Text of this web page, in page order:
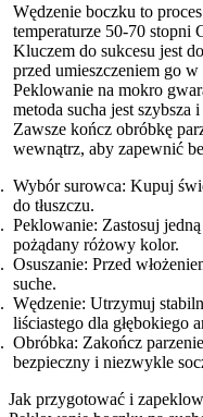
Wędzenie boczku to
temperaturze 50-70 stopni
Kluczem do sukcesu jest
przed umieszczeniem go w
Peklowanie na mokro
metoda sucha jest szybsza i
Zawsze kończ obróbkę
wewnątrz, aby zapewnić
Wybór surowca: Kupuj
do tłuszczu.
Peklowanie: Zastosuj
pożądany różowy kolor.
Osuszanie: Przed
suche.
Wędzenie: Utrzymuj
liściastego dla głębokiego
Obróbka: Zakończ
bezpieczny i niezwykle
Jak przygotować i